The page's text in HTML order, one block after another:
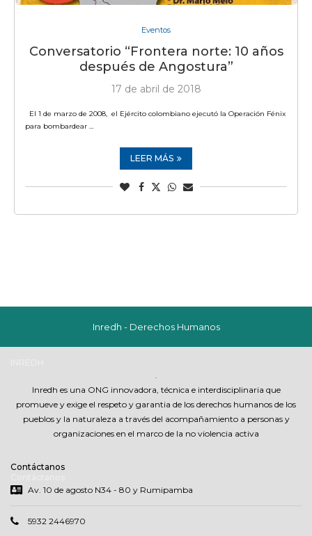
Eventos
Conversatorio “Frontera norte: 10 años
después de Angostura”
17 de abril de 2018
El 1 de marzo de 2008, el Ejército colombiano ejecutó la Operación Fénix
para bombardear …
LEER MÁS
Inredh - Derechos Humanos
Inredh es una ONG innovadora, técnica e interdisciplinaria que
promueve y exige el respeto y garantia de los derechos humanos de los
pueblos y la naturaleza a través del acompañamiento a personas y
organizaciones en el marco de la no violencia activa
Contáctanos
Av. 10 de agosto N34 - 80 y Rumipamba
5932 2446970